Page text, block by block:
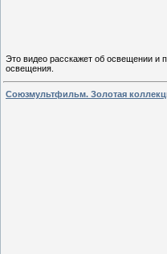
Это видео расскажет об освещении и
освещения.
Союзмультфильм. Золотая